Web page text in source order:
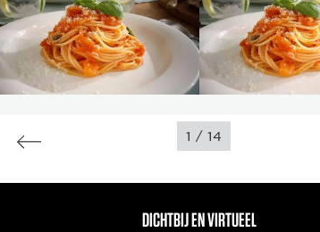
1 / 14
DICHTBIJ EN VIRTUEEL